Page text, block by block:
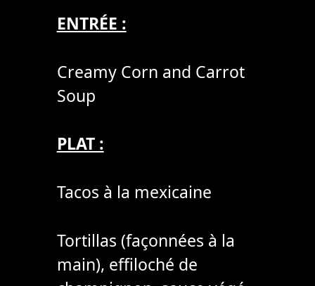
ENTRÉE :
Creamy Corn and Carrot
Soup
PLAT :
Tacos à la mexicaine
Tortillas (façonnées à la
main), effiloché de